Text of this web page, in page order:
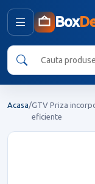
Box
Acasa/GTV Priza
eficiente